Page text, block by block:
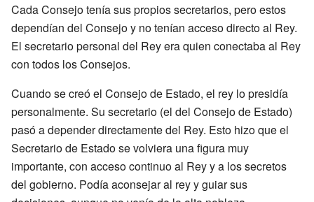
Cada Consejo tenía sus propios secretarios, pero estos
dependían del Consejo y no tenían acceso directo al Rey.
El secretario personal del Rey era quien conectaba al Rey
con todos los Consejos.
Cuando se creó el Consejo de Estado, el rey lo presidía
personalmente. Su secretario (el del Consejo de Estado)
pasó a depender directamente del Rey. Esto hizo que el
Secretario de Estado se volviera una figura muy
importante, con acceso continuo al Rey y a los secretos
del gobierno. Podía aconsejar al rey y guiar sus